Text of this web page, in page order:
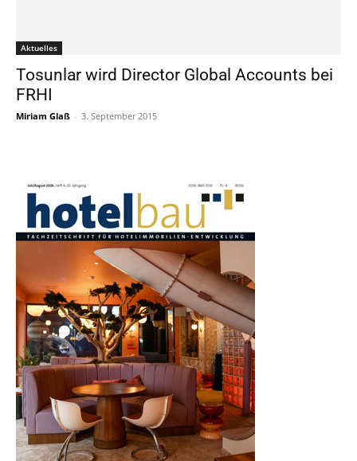
Aktuelles
Tosunlar wird Director Global Accounts bei
FRHI
Miriam Glaß - 3. September 2015